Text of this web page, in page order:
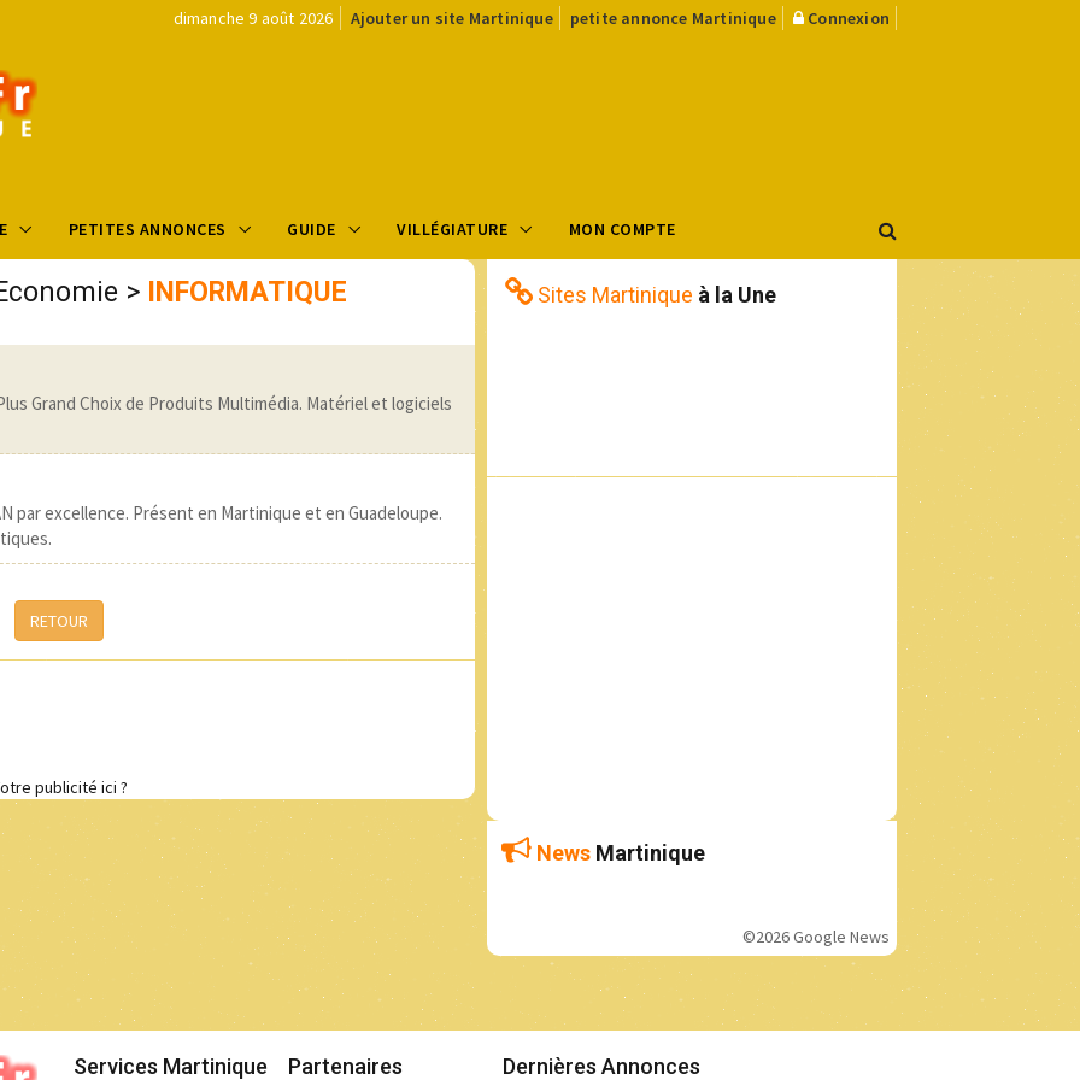
dimanche 9 août 2026 Ajouter un site Martinique petite annonce Martinique Connexion
PETITES ANNONCES GUIDE VILLÉGIATURE MON COMPTE
> INFORMATIQUE
Grand Choix de Produits Multimédia. Matériel et logiciels
par excellence. Présent en Martinique et en Guadeloupe.
RETOUR
publicité ici ?
Sites Martinique à la Une
News Martinique
©2026 Google News
Services Martinique Partenaires Dernières Annonces